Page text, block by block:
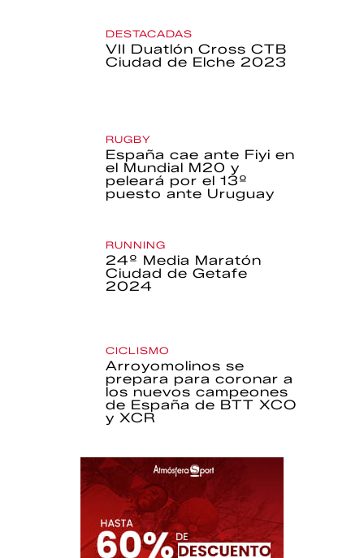
DESTACADAS
VII Duatlón Cross CTB
Ciudad de Elche 2023
RUGBY
España cae ante Fiyi en
el Mundial M20 y
peleará por el 13º
puesto ante Uruguay
RUNNING
24º Media Maratón
Ciudad de Getafe
2024
CICLISMO
Arroyomolinos se
prepara para coronar a
los nuevos campeones
de España de BTT XCO
y XCR